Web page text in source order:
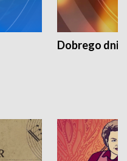
Dobrego dnia